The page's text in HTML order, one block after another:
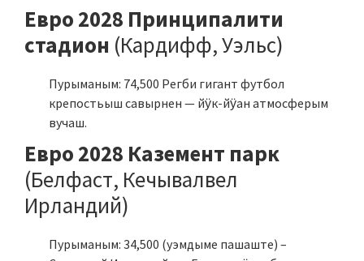
Евро 2028 Принципалити
стадион (Кардифф, Уэльс)
Пурыманым: 74,500 Регби гигант футбол
крепостьыш савырнен — йӱк-йӱан атмосферым
вучаш.
Евро 2028 Каземент парк
(Белфаст, Кечывалвел
Ирландий)
Пурыманым: 34,500 (уэмдыме пашаште) –